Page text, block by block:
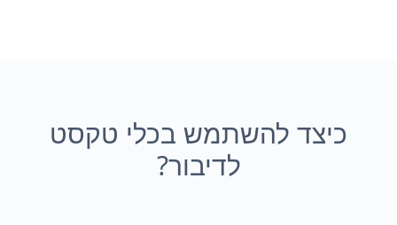
כיצד להשתמש בכלי טקסט
לדיבור?